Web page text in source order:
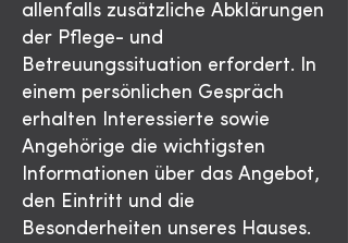
allenfalls zusätzliche Abklärungen
der Pflege- und
Betreuungssituation erfordert. In
einem persönlichen Gespräch
erhalten Interessierte sowie
Angehörige die wichtigsten
Informationen über das Angebot,
den Eintritt und die
Besonderheiten unseres Hauses.